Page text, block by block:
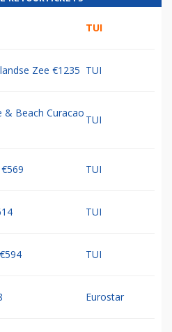
TUI
Zee €1235 TUI
& Beach Curacao
TUI
TUI
TUI
TUI
Eurostar